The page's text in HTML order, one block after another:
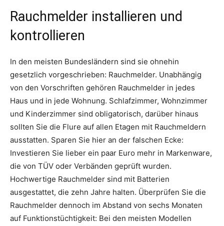
Rauchmelder installieren und
kontrollieren
In den meisten Bundesländern sind sie ohnehin
gesetzlich vorgeschrieben: Rauchmelder. Unabhängig
von den Vorschriften gehören Rauchmelder in jedes
Haus und in jede Wohnung. Schlafzimmer, Wohnzimmer
und Kinderzimmer sind obligatorisch, darüber hinaus
sollten Sie die Flure auf allen Etagen mit Rauchmeldern
ausstatten. Sparen Sie hier an der falschen Ecke:
Investieren Sie lieber ein paar Euro mehr in Markenware,
die von TÜV oder Verbänden geprüft wurden.
Hochwertige Rauchmelder sind mit Batterien
ausgestattet, die zehn Jahre halten. Überprüfen Sie die
Rauchmelder dennoch im Abstand von sechs Monaten
auf Funktionstüchtigkeit: Bei den meisten Modellen